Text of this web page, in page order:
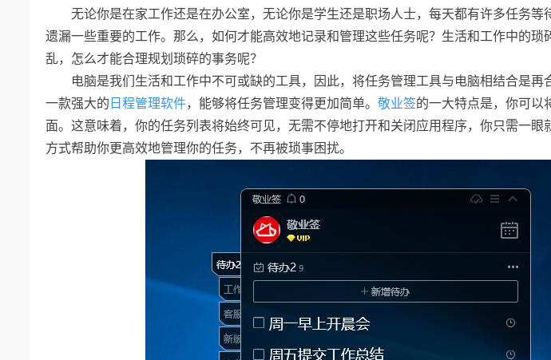
无论你是在家工作还是在办公室，无论你是学生还是职场人士，每天都有许多任务等
遗漏一些重要的工作。那么，如何才能高效地记录和管理这些任务呢？生活和工作中的琐
乱，怎么才能合理规划琐碎的事务呢？
电脑是我们生活和工作中不可或缺的工具，因此，将任务管理工具与电脑相结合是再
一款强大的 日程管理软件，能够将任务管理变得更加简单。 敬业签的一大特点是，你可以
面。这意味着，你的任务列表将始终可见，无需不停地打开和关闭应用程序，你只需一眼
方式帮助你更高效地管理你的任务，不再被琐事困扰。